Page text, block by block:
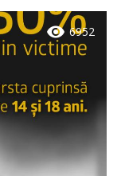
visibility 6952